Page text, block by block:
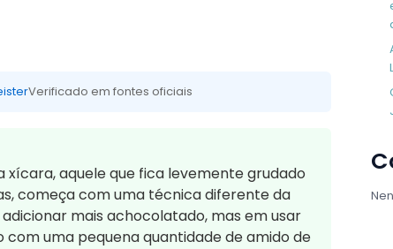
Verificado em fontes oficiais
aquele que fica levemente grudado
começa com uma técnica diferente da
mais achocolatado, mas em usar
uma pequena quantidade de amido de